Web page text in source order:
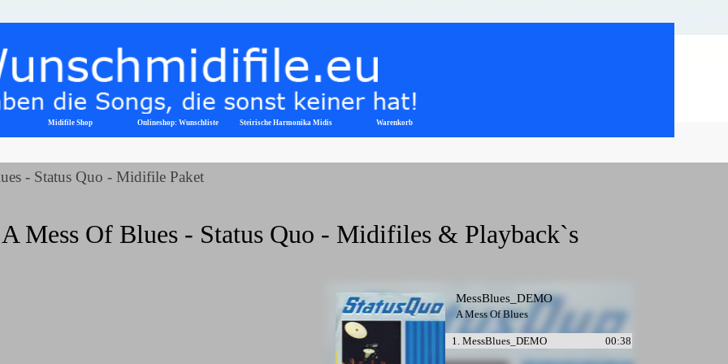
Menü überspringen
Midifile Shop ▼
Onlineshop: Wunschliste Steirische Harmonika Midis ▼
Warenkorb
- Status Quo - Midifile Paket
A Mess Of Blues - Status Quo - Midifiles & Playback`s
MessBlues_DEMO
A Mess Of Blues
1. MessBlues_DEMO 00:38